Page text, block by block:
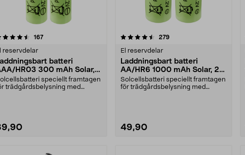
167recensioner
reservdelar
batteri
HR03 300 mAh Solar,
pack
speciellt framtagen
trädgårdsbelysning med
4.5 av 5 stjärnor 279recensioner
El reservdelar
Laddningsbart batteri
AA/HR6 1000 mAh Solar, 2-
pack
Solcellsbatteri speciellt framtagen
för trädgårdsbelysning med
49,90
4.5 av 5 stjärnor